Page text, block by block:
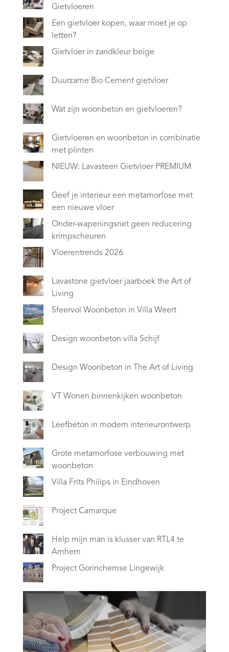
Gietvloeren
Een gietvloer kopen, waar moet je op
letten?
Gietvloer in zandkleur beige
Duurzame Bio Cement gietvloer
Wat zijn woonbeton en gietvloeren?
Gietvloeren en woonbeton in combinatie
met plinten
NIEUW: Lavasteen Gietvloer PREMIUM
Geef je interieur een metamorfose met
een nieuwe vloer
Onder-wapeningsnet geen reducering
krimpscheuren
Vloerentrends 2026
Lavastone gietvloer jaarboek the Art of
Living
Sfeervol Woonbeton in Villa Weert
Design woonbeton villa Schijf
Design Woonbeton in The Art of Living
VT Wonen binnenkijken woonbeton
Leefbeton in modern interieurontwerp
Grote metamorfose verbouwing met
woonbeton
Villa Frits Philips in Eindhoven
Project Camarque
Help mijn man is klusser van RTL4 te
Arnhem
Project Gorinchemse Lingewijk